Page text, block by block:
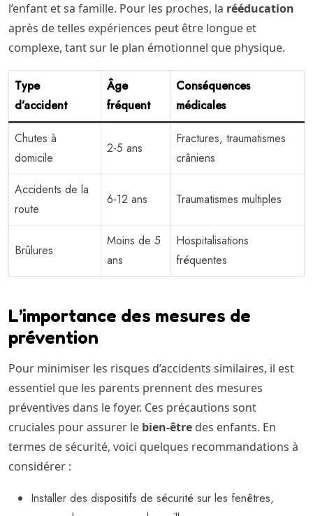
l’enfant et sa famille. Pour les proches, la rééducation
après de telles expériences peut être longue et
complexe, tant sur le plan émotionnel que physique.
Type
d’accident
Âge
fréquent
Conséquences
médicales
Chutes à
domicile
2-5 ans
Fractures, traumatismes
crâniens
Accidents de la
route
6-12 ans Traumatismes multiples
Brûlures
Moins de 5
ans
Hospitalisations
fréquentes
L’importance des mesures de
prévention
Pour minimiser les risques d’accidents similaires, il est
essentiel que les parents prennent des mesures
préventives dans le foyer. Ces précautions sont
cruciales pour assurer le bien-être des enfants. En
termes de sécurité, voici quelques recommandations à
considérer :
Installer des dispositifs de sécurité sur les fenêtres,